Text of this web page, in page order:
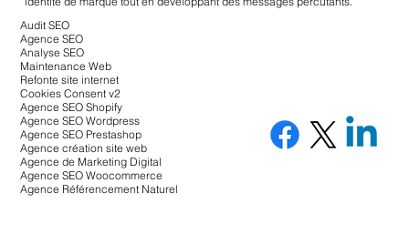
Audit SEO
Agence SEO
Analyse SEO
Maintenance Web
Refonte site internet
Cookies Consent v2
Agence SEO Shopify
Agence SEO Wordpress
Agence SEO Prestashop
Agence création site web
Agence de Marketing Digital
Agence SEO Woocommerce
Agence Référencement Naturel